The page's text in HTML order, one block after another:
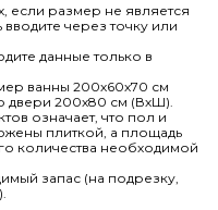
если размер не является
через точку или
данные только в
ванны 200х60х70 см
двери 200х80 см (ВхШ).
означает, что пол и
плиткой, а площадь
количества необходимой
запас (на подрезку,